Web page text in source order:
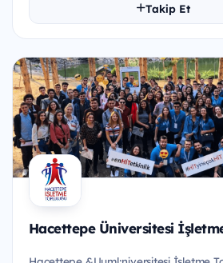
Takip Et
Hacettepe Üniversitesi